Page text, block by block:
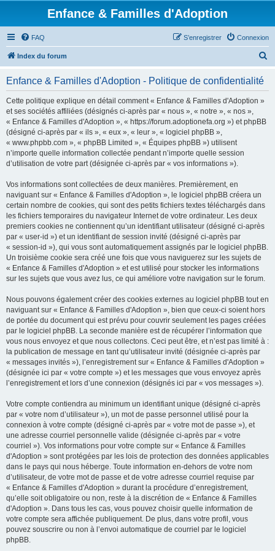
Enfance & Familles d'Adoption
FAQ Connexion
S’enregistrer
Index du forum
Enfance & Familles d'Adoption - Politique de confidentialité
Cette politique explique en détail comment « Enfance & Familles d'Adoption »
et ses sociétés affiliées (désignés ci-après par « nous », « notre », « nos »,
« Enfance & Familles d'Adoption », « https://forum.adoptionefa.org ») et phpBB
(désigné ci-après par « ils », « eux », « leur », « logiciel phpBB »,
« www.phpbb.com », « phpBB Limited », « Équipes phpBB ») utilisent
n’importe quelle information collectée pendant n’importe quelle session
d’utilisation de votre part (désignée ci-après par « vos informations »).
Vos informations sont collectées de deux manières. Premièrement, en
naviguant sur « Enfance & Familles d'Adoption », le logiciel phpBB créera un
certain nombre de cookies, qui sont des petits fichiers textes téléchargés dans
les fichiers temporaires du navigateur Internet de votre ordinateur. Les deux
premiers cookies ne contiennent qu’un identifiant utilisateur (désigné ci-après
par « user-id ») et un identifiant de session invité (désigné ci-après par
« session-id »), qui vous sont automatiquement assignés par le logiciel phpBB.
Un troisième cookie sera créé une fois que vous naviguerez sur les sujets de
« Enfance & Familles d'Adoption » et est utilisé pour stocker les informations
sur les sujets que vous avez lus, ce qui améliore votre navigation sur le forum.
Nous pouvons également créer des cookies externes au logiciel phpBB tout en
naviguant sur « Enfance & Familles d'Adoption », bien que ceux-ci soient hors
de portée du document qui est prévu pour couvrir seulement les pages créées
par le logiciel phpBB. La seconde manière est de récupérer l’information que
vous nous envoyez et que nous collectons. Ceci peut être, et n’est pas limité à :
la publication de message en tant qu’utilisateur invité (désignée ci-après par
« messages invités »), l’enregistrement sur « Enfance & Familles d'Adoption »
(désignée ici par « votre compte ») et les messages que vous envoyez après
l’enregistrement et lors d’une connexion (désignés ici par « vos messages »).
Votre compte contiendra au minimum un identifiant unique (désigné ci-après
par « votre nom d’utilisateur »), un mot de passe personnel utilisé pour la
connexion à votre compte (désigné ci-après par « votre mot de passe »), et
une adresse courriel personnelle valide (désignée ci-après par « votre
courriel »). Vos informations pour votre compte sur « Enfance & Familles
d'Adoption » sont protégées par les lois de protection des données applicables
dans le pays qui nous héberge. Toute information en-dehors de votre nom
d’utilisateur, de votre mot de passe et de votre adresse courriel requise par
« Enfance & Familles d'Adoption » durant la procédure d’enregistrement,
qu’elle soit obligatoire ou non, reste à la discrétion de « Enfance & Familles
d'Adoption ». Dans tous les cas, vous pouvez choisir quelle information de
votre compte sera affichée publiquement. De plus, dans votre profil, vous
pouvez souscrire ou non à l’envoi automatique de courriel par le logiciel
phpBB.